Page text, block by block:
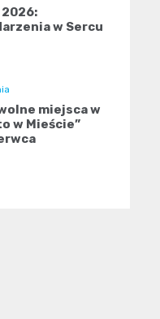
w Sercu
miejsca w
w Mieście”